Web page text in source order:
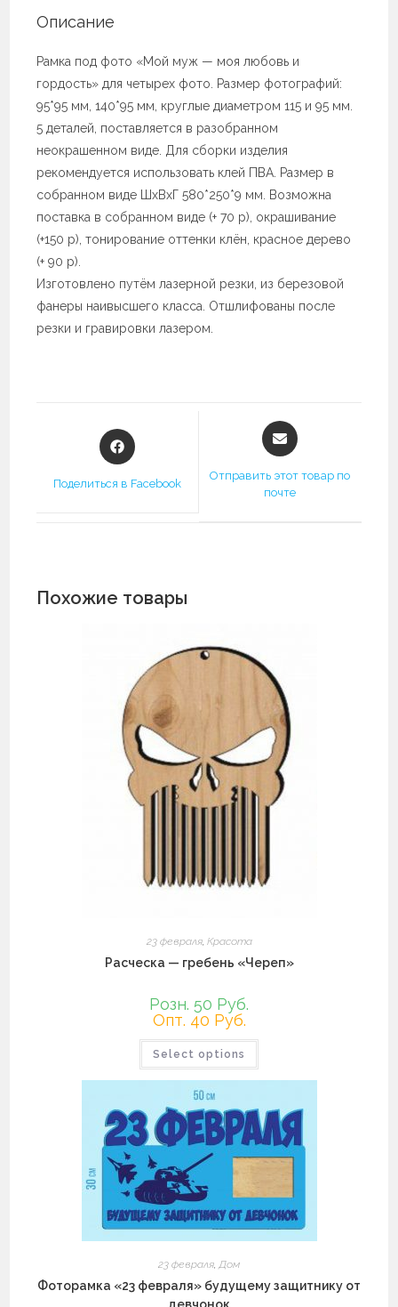
Описание
Рамка под фото «Мой муж — моя любовь и
гордость» для четырех фото. Размер фотографий:
95*95 мм, 140*95 мм, круглые диаметром 115 и 95 мм.
5 деталей, поставляется в разобранном
неокрашенном виде. Для сборки изделия
рекомендуется использовать клей ПВА. Размер в
собранном виде ШхВхГ 580*250*9 мм. Возможна
поставка в собранном виде (+ 70 р), окрашивание
(+150 р), тонирование оттенки клён, красное дерево
(+ 90 р).
Изготовлено путём лазерной резки, из березовой
фанеры наивысшего класса. Отшлифованы после
резки и гравировки лазером.
Открывается
в
Поделиться в Facebook
Открывается
в
Отправить этот товар по
почте
Похожие товары
23 февраля, Красота
Расческа — гребень «Череп»
Розн. 50 Руб.
Опт. 40 Руб.
Select options
имеет
несколько
Опции
можно
выбрать
на
странице
товара.
23 февраля, Дом
Фоторамка «23 февраля» будущему защитнику от